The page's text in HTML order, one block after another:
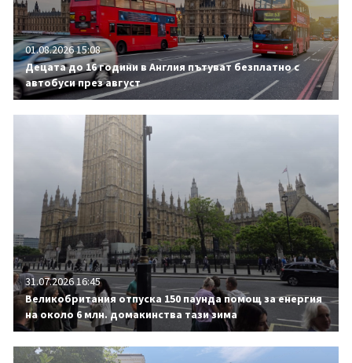
01.08.2026 15:08
Децата до 16 години в Англия пътуват безплатно с
автобуси през август
31.07.2026 16:45
Великобритания отпуска 150 паунда помощ за енергия
на около 6 млн. домакинства тази зима